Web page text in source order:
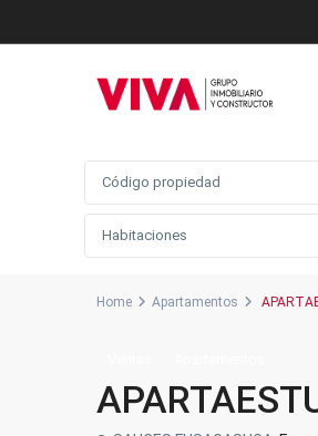
Habitaciones
Home Apartamentos